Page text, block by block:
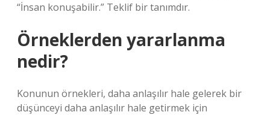
“İnsan konuşabilir.” Teklif bir tanımdır.
Örneklerden yararlanma
nedir?
Konunun örnekleri, daha anlaşılır hale gelerek bir
düşünceyi daha anlaşılır hale getirmek için